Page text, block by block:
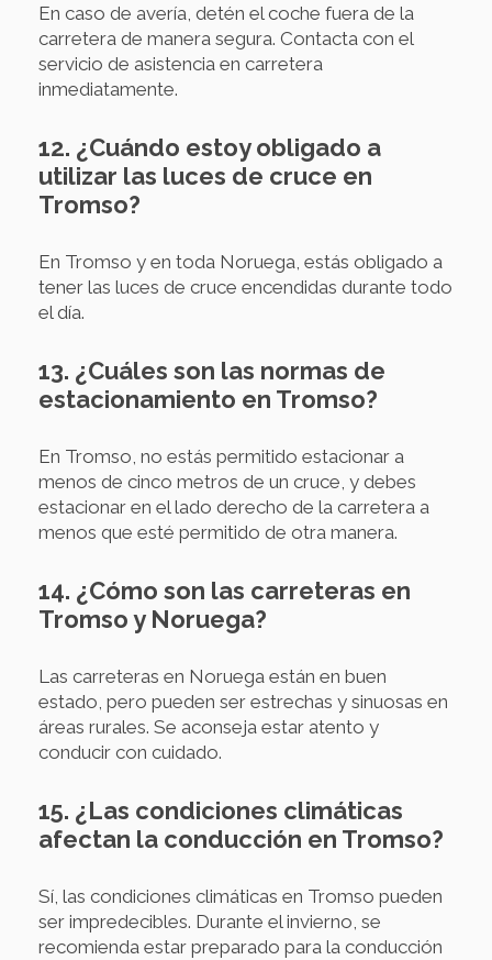
En caso de avería, detén el coche fuera de la
carretera de manera segura. Contacta con el
servicio de asistencia en carretera
inmediatamente.
12. ¿Cuándo estoy obligado a
utilizar las luces de cruce en
Tromso?
En Tromso y en toda Noruega, estás obligado a
tener las luces de cruce encendidas durante todo
el día.
13. ¿Cuáles son las normas de
estacionamiento en Tromso?
En Tromso, no estás permitido estacionar a
menos de cinco metros de un cruce, y debes
estacionar en el lado derecho de la carretera a
menos que esté permitido de otra manera.
14. ¿Cómo son las carreteras en
Tromso y Noruega?
Las carreteras en Noruega están en buen
estado, pero pueden ser estrechas y sinuosas en
áreas rurales. Se aconseja estar atento y
conducir con cuidado.
15. ¿Las condiciones climáticas
afectan la conducción en Tromso?
Sí, las condiciones climáticas en Tromso pueden
ser impredecibles. Durante el invierno, se
recomienda estar preparado para la conducción